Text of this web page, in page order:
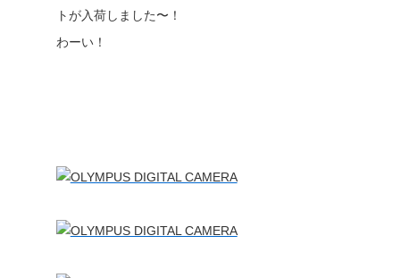
トが入荷しました〜！
わーい！